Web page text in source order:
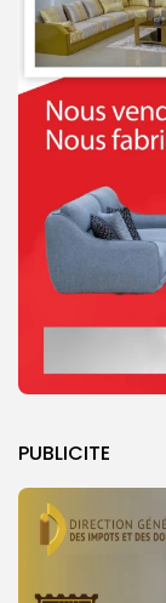
PUBLICITE